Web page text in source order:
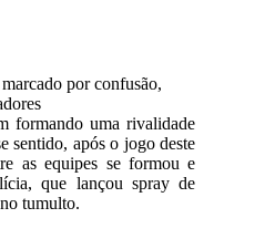
por confusão,
formando uma rivalidade
sentido, após o jogo deste
as equipes se formou e
que lançou spray de
tumulto.